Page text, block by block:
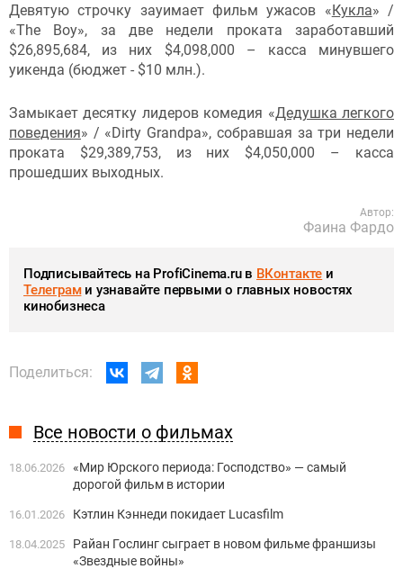
Девятую строчку заyимает фильм ужасов «Кукла» /
«The Boy», за две недели проката заработавший
$26,895,684, из них $4,098,000 – касса минувшего
уикенда (бюджет - $10 млн.).
Замыкает десятку лидеров комедия «Дедушка легкого
поведения» / «Dirty Grandpa», собравшая за три недели
проката $29,389,753, из них $4,050,000 – касса
прошедших выходных.
Автор:
Фаина Фардо
Подписывайтесь на ProfiCinema.ru в ВКонтакте и
Телеграми узнавайте первыми о главных новостях
кинобизнеса
Поделиться:
Все новости о фильмах
18.06.2026 «Мир Юрского периода: Господство» — самый
дорогой фильм в истории
16.01.2026 Кэтлин Кэннеди покидает Lucasfilm
18.04.2025
Райан Гослинг сыграет в новом фильме франшизы
«Звездные войны»